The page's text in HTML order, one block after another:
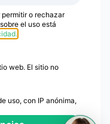
o rechazar
el uso está
.
web. El sitio no
uso, con IP anónima,
in Industrial